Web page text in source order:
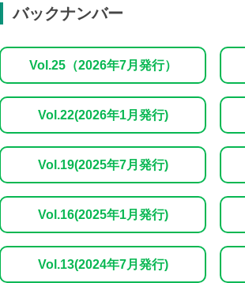
バックナンバー
Vol.25（2026年7月発行）
Vol.22(2026年1月発行)
Vol.19(2025年7月発行)
Vol.16(2025年1月発行)
Vol.13(2024年7月発行)